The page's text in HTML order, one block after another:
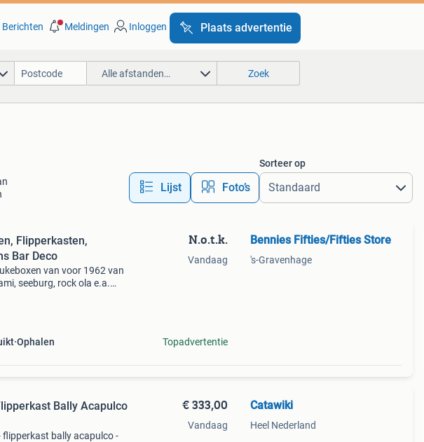
Berichten Meldingen Inloggen Plaats advertentie
Alle afstanden… Zoek
Lijst Foto’s
Sorteer op
Flipperkasten,
Bar Deco
van voor 1962 van
seeburg, rock ola e.a.
Ophalen
N.o.t.k.
Vandaag
Topadvertentie
Bennies Fifties/Fifties Store
's-Gravenhage
Bally Acapulco
flipperkast bally acapulco -
€ 333,00
Vandaag
Catawiki
Heel Nederland